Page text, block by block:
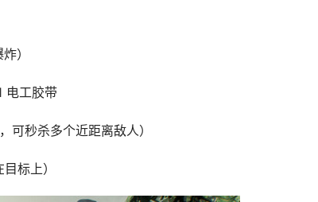
）
电工胶带
秒杀多个近距离敌人）
标上）